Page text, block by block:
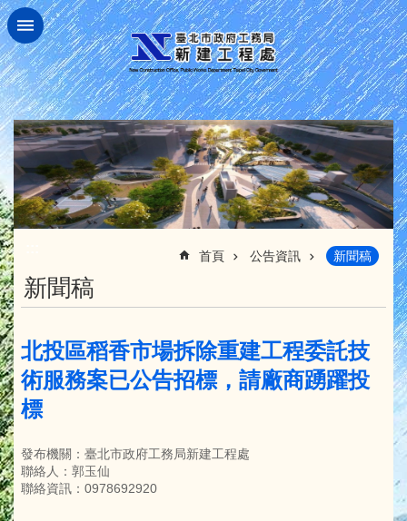
跳到主要內容區塊
首頁 公告資訊 新聞稿
新聞稿
北投區稻香市場拆除重建工程委託技
術服務案已公告招標，請廠商踴躍投
標
發布機關：臺北市政府工務局新建工程處
聯絡人：郭玉仙
聯絡資訊：0978692920